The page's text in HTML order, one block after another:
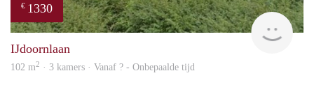
€ 1330
rent
IJdoornlaan
102 m2 · 3 kamers · Vanaf ? - Onbepaalde tijd